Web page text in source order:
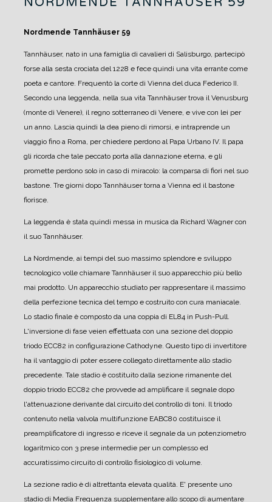
Nordmende Tannhäuser 59
Tannhäuser, nato in una famiglia di cavalieri di Salisburgo, partecipò
forse alla sesta crociata del 1228 e fece quindi una vita errante come
poeta e cantore. Frequentò la corte di Vienna del duca Federico II.
Secondo una leggenda, nella sua vita Tannhäuser trova il Venusburg
(monte di Venere), il regno sotterraneo di Venere, e vive con lei per
un anno. Lascia quindi la dea pieno di rimorsi, e intraprende un
viaggio fino a Roma, per chiedere perdono al Papa Urbano IV. Il papa
gli ricorda che tale peccato porta alla dannazione eterna, e gli
promette perdono solo in caso di miracolo: la comparsa di fiori nel suo
bastone. Tre giorni dopo Tannhäuser torna a Vienna ed il bastone
fiorisce.
La leggenda è stata quindi messa in musica da Richard Wagner con
il suo Tannhäuser.
La Nordmende, ai tempi del suo massimo splendore e sviluppo
tecnologico volle chiamare Tannhäuser il suo apparecchio più bello
mai prodotto. Un apparecchio studiato per rappresentare il massimo
della perfezione tecnica del tempo e costruito con cura maniacale.
Lo stadio finale è composto da una coppia di EL84 in Push-Pull.
L'inversione di fase veien effettuata con una sezione del doppio
triodo ECC82 in configurazione Cathodyne. Questo tipo di invertitore
ha il vantaggio di poter essere collegato direttamente allo stadio
precedente. Tale stadio è costituito dalla sezione rimanente del
doppio triodo ECC82 che provvede ad amplificare il segnale dopo
l'attenuazione derivante dal circuito del controllo di toni. Il triodo
contenuto nella valvola multifunzione EABC80 costituisce il
preamplificatore di ingresso e riceve il segnale da un potenziometro
logaritmico con 3 prese intermedie per un complesso ed
accuratissimo circuito di controllo fisiologico di volume.
La sezione radio è di altrettanta elevata qualità. E' presente uno
stadio di Media Frequenza supplementare allo scopo di aumentare